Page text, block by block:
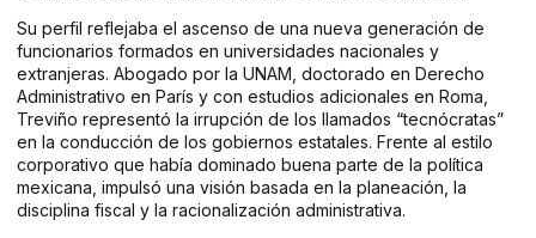
Su perfil reflejaba el ascenso de una nueva generación de
funcionarios formados en universidades nacionales y
extranjeras. Abogado por la UNAM, doctorado en Derecho
Administrativo en París y con estudios adicionales en Roma,
Treviño representó la irrupción de los llamados “tecnócratas”
en la conducción de los gobiernos estatales. Frente al estilo
corporativo que había dominado buena parte de la política
mexicana, impulsó una visión basada en la planeación, la
disciplina fiscal y la racionalización administrativa.